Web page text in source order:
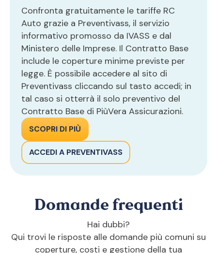
Confronta gratuitamente le tariffe RC
Auto grazie a Preventivass, il servizio
informativo promosso da IVASS e dal
Ministero delle Imprese. Il Contratto Base
include le coperture minime previste per
legge. È possibile accedere al sito di
Preventivass cliccando sul tasto accedi; in
tal caso si otterrà il solo preventivo del
Contratto Base di PiùVera Assicurazioni.
SCOPRI DI PIÙ
ACCEDI A PREVENTIVASS
Domande frequenti
Hai dubbi?
Qui trovi le risposte alle domande più comuni su
coperture, costi e gestione della tua